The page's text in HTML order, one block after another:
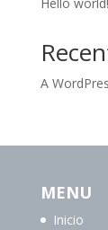
Hello world!
A
MENU
Inicio